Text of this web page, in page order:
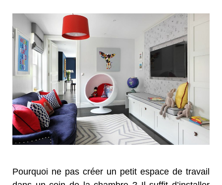
Pourquoi ne pas créer un petit espace de travail